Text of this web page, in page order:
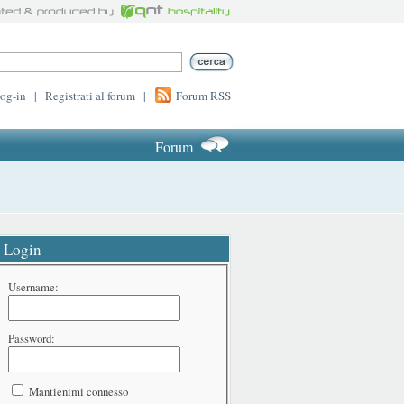
in | Registrati al forum | Forum RSS
Forum
Login
Username:
Password:
Mantienimi connesso